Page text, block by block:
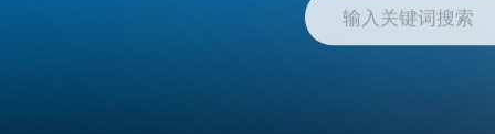
输入关键词搜索